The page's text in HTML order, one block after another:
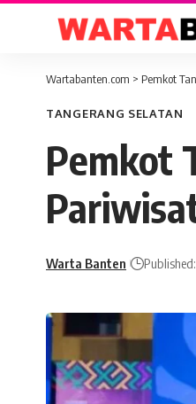
Wartabanten.com > Pemkot
TANGERANG SELATAN
Pemkot
Warta Banten